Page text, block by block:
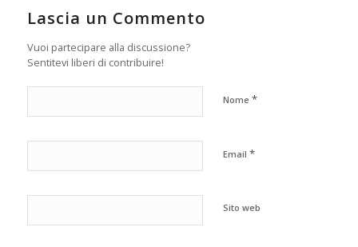
Lascia un Commento
Vuoi partecipare alla discussione?
Sentitevi liberi di contribuire!
Nome *
Email *
Sito web